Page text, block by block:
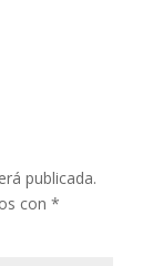
publicada.
con *